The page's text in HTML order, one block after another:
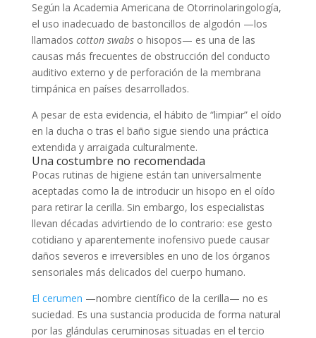
Según la Academia Americana de Otorrinolaringología,
el uso inadecuado de bastoncillos de algodón —los
llamados cotton swabso hisopos— es una de las
causas más frecuentes de obstrucción del conducto
auditivo externo y de perforación de la membrana
timpánica en países desarrollados.
A pesar de esta evidencia, el hábito de “limpiar” el oído
en la ducha o tras el baño sigue siendo una práctica
extendida y arraigada culturalmente.
Una costumbre no recomendada
Pocas rutinas de higiene están tan universalmente
aceptadas como la de introducir un hisopo en el oído
para retirar la cerilla. Sin embargo, los especialistas
llevan décadas advirtiendo de lo contrario: ese gesto
cotidiano y aparentemente inofensivo puede causar
daños severos e irreversibles en uno de los órganos
sensoriales más delicados del cuerpo humano.
El cerumen —nombre científico de la cerilla— no es
suciedad. Es una sustancia producida de forma natural
por las glándulas ceruminosas situadas en el tercio